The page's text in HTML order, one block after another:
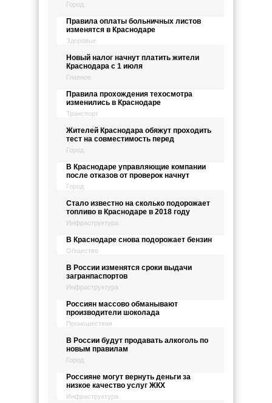
Город
Правила оплаты больничных листов
изменятся в Краснодаре
Здоровье
Новый налог начнут платить жители
Краснодара с 1 июля
Главное
Правила прохождения техосмотра
изменились в Краснодаре
Транспорт
Жителей Краснодара обяжут проходить
тест на совместимость перед
Город
В Краснодаре управляющие компании
после отказов от проверок начнут
Город
Стало известно на сколько подорожает
топливо в Краснодаре в 2018 году
Инфраструктура
В Краснодаре снова подорожает бензин
Общество
В России изменятся сроки выдачи
загранпаспортов
Инфраструктура
Россиян массово обманывают
производители шоколада
Происшествия
В России будут продавать алкоголь по
новым правилам
Город
Россияне могут вернуть деньги за
низкое качество услуг ЖКХ
Инфраструктура